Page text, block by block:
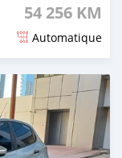
54 256 KM
Automatique